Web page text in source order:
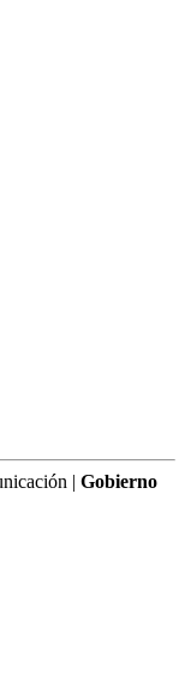
| Gobierno